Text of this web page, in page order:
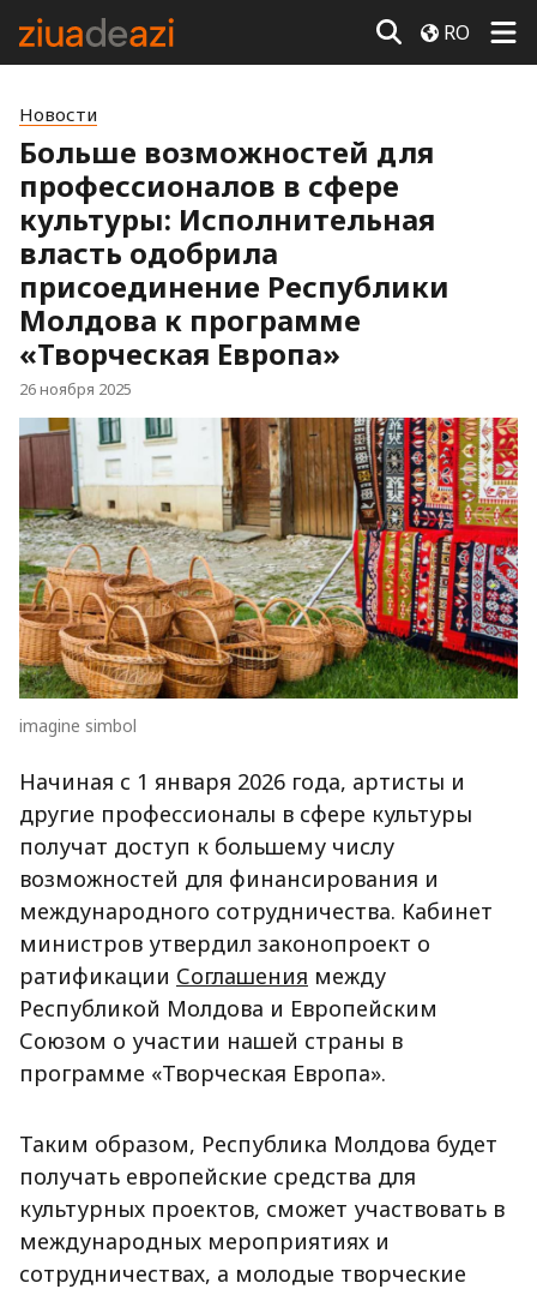
RO
Новости
Больше возможностей для
профессионалов в сфере
культуры: Исполнительная
власть одобрила
присоединение Республики
Молдова к программе
«Творческая Европа»
26 ноября 2025
imagine simbol
Начиная с 1 января 2026 года, артисты и
другие профессионалы в сфере культуры
получат доступ к большему числу
возможностей для финансирования и
международного сотрудничества. Кабинет
министров утвердил законопроект о
ратификации Соглашения между
Республикой Молдова и Европейским
Союзом о участии нашей страны в
программе «Творческая Европа».
Таким образом, Республика Молдова будет
получать европейские средства для
культурных проектов, сможет участвовать в
международных мероприятиях и
сотрудничествах, а молодые творческие